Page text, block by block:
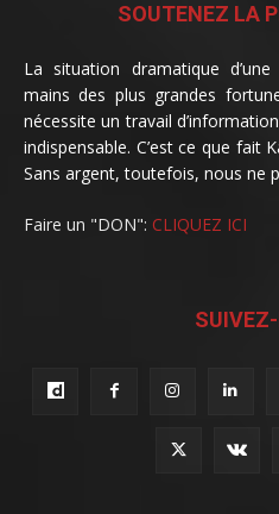
SOUTENEZ LA
La situation dramatique
mains des plus grandes
nécessite un travail
indispensable. C’est ce que fait
Sans argent, toutefois, nous ne
Faire un "DON": CLIQUEZ ICI